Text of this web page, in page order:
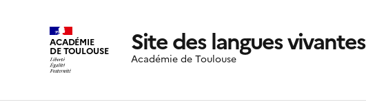
ACADÉMIE
DE TOULOUSE Site des langues vivantes
Académie de Toulouse